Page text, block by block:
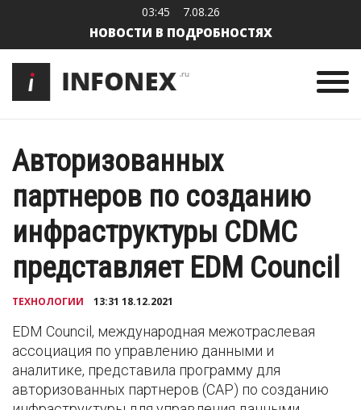
03:45 7.08.26
НОВОСТИ В ПОДРОБНОСТЯХ
Авторизованных
партнеров по созданию
инфраструктуры CDMC
представляет EDM Council
ТЕХНОЛОГИИ 13:31 18.12.2021
EDM Council, международная межотраслевая
ассоциация по управлению данными и
аналитике, представила программу для
авторизованных партнеров (CAP) по созданию